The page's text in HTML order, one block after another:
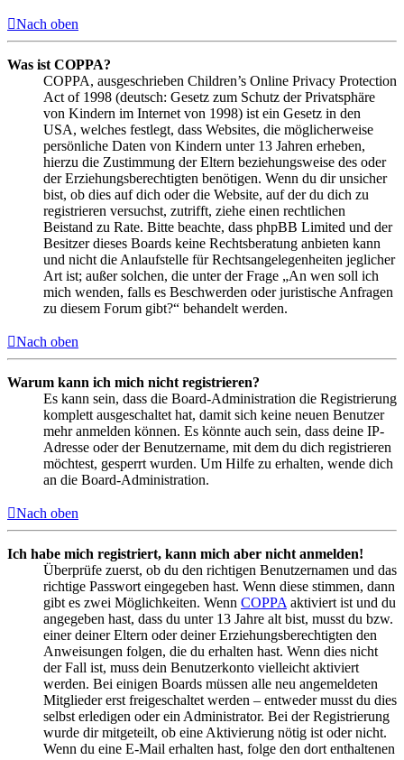
Nach oben
Was ist COPPA?
COPPA, ausgeschrieben Children’s Online Privacy Protection
Act of 1998 (deutsch: Gesetz zum Schutz der Privatsphäre
von Kindern im Internet von 1998) ist ein Gesetz in den
USA, welches festlegt, dass Websites, die möglicherweise
persönliche Daten von Kindern unter 13 Jahren erheben,
hierzu die Zustimmung der Eltern beziehungsweise des oder
der Erziehungsberechtigten benötigen. Wenn du dir unsicher
bist, ob dies auf dich oder die Website, auf der du dich zu
registrieren versuchst, zutrifft, ziehe einen rechtlichen
Beistand zu Rate. Bitte beachte, dass phpBB Limited und der
Besitzer dieses Boards keine Rechtsberatung anbieten kann
und nicht die Anlaufstelle für Rechtsangelegenheiten jeglicher
Art ist; außer solchen, die unter der Frage „An wen soll ich
mich wenden, falls es Beschwerden oder juristische Anfragen
zu diesem Forum gibt?“ behandelt werden.
Nach oben
Warum kann ich mich nicht registrieren?
Es kann sein, dass die Board-Administration die Registrierung
komplett ausgeschaltet hat, damit sich keine neuen Benutzer
mehr anmelden können. Es könnte auch sein, dass deine IP-
Adresse oder der Benutzername, mit dem du dich registrieren
möchtest, gesperrt wurden. Um Hilfe zu erhalten, wende dich
an die Board-Administration.
Nach oben
Ich habe mich registriert, kann mich aber nicht anmelden!
Überprüfe zuerst, ob du den richtigen Benutzernamen und das
richtige Passwort eingegeben hast. Wenn diese stimmen, dann
gibt es zwei Möglichkeiten. Wenn COPPA aktiviert ist und du
angegeben hast, dass du unter 13 Jahre alt bist, musst du bzw.
einer deiner Eltern oder deiner Erziehungsberechtigten den
Anweisungen folgen, die du erhalten hast. Wenn dies nicht
der Fall ist, muss dein Benutzerkonto vielleicht aktiviert
werden. Bei einigen Boards müssen alle neu angemeldeten
Mitglieder erst freigeschaltet werden – entweder musst du dies
selbst erledigen oder ein Administrator. Bei der Registrierung
wurde dir mitgeteilt, ob eine Aktivierung nötig ist oder nicht.
Wenn du eine E-Mail erhalten hast, folge den dort enthaltenen